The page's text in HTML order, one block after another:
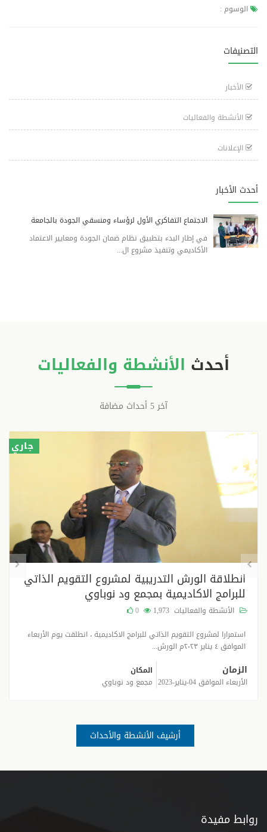
الوسوم :
التصنيفات
الأخبار
الأنشطة والفعاليات
الإعلانات
أحدث الأخبار
الاجتماع التفاكري الأول لرؤساء ومنسقي الجودة بالجامعة
في إطار البدء بتطبيق نظام ضمان الجودة ومعايير الاعتماد
الأكاديمي وتنفيذ مشروع ال...
أحدث الأنشطة والفعاليات
آخر 5 أحداث مضافة
جاري
انطلاقة الورش التدريبية لمشروع التقويم الذاتي
للبرامج الاكاديمية بمجمع ود نوباوي
الأنشطة والفعاليات 1,973
0
استمرارا لمشروع التقويم الذاتي للبرامج الاكاديمية ، انطلقت يوم الأربعاء
الموافق ٤ يناير ٢٠٢٣م الورش...
الزمان
الأربعاء الموافق 04-يناير-2023
المكان
مجمع ود نوباوي
أرشيف الأنشطة والأحداث
روابط مفيدة